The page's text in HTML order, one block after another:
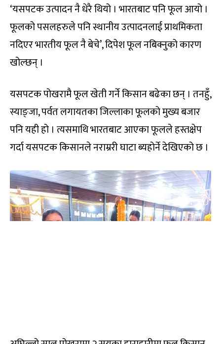
‘यसपटक उत्पादन नै धेरै थियो । भारतबाट पनि फूल आयो ।
फूलको पसलहरुले पनि स्थानीय उत्पादनलाई प्राथमिकता
नदिएर भारतीय फूल नै बेचे’, दिपेश फूल नबिक्नुको कारण
खोल्छन् ।
यसपटक पोखरामै फूल खेती गर्ने किसान बढेका छन् । तनहुँ,
स्याङ्जा, पर्वत लगायतका जिल्लाका फूलको मुख्य बजार
पनि यही हो । त्यसमाथि भारतबाट आएका फूलले हस्तक्षेप
गर्दा यसपटक किसानले नराम्ररी घाटा ब्यहोर्ने देखिएको छ ।